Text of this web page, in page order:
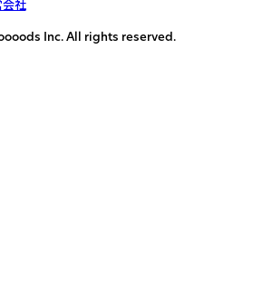
社
Inc. All rights reserved.